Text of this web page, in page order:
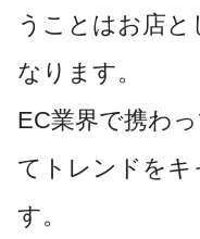
うことはお店と
なります。
EC業界で携わ
てトレンドをキ
す。